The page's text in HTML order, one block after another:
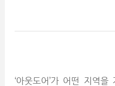
‘아웃도어’가 어떤 지역